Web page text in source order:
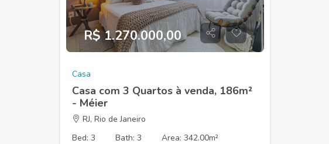
R$ 1.270.000,00
Casa
Casa com 3 Quartos à venda, 186m²
- Méier
RJ, Rio de Janeiro
Bed: 3
Bath: 3 Area: 342.00m²